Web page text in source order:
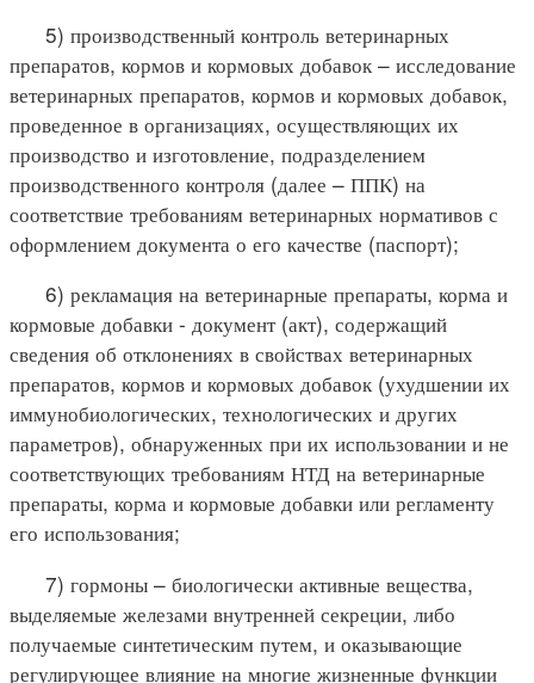
5) производственный контроль ветеринарных
препаратов, кормов и кормовых добавок – исследование
ветеринарных препаратов, кормов и кормовых добавок,
проведенное в организациях, осуществляющих их
производство и изготовление, подразделением
производственного контроля (далее – ППК) на
соответствие требованиям ветеринарных нормативов с
оформлением документа о его качестве (паспорт);
6) рекламация на ветеринарные препараты, корма и
кормовые добавки - документ (акт), содержащий
сведения об отклонениях в свойствах ветеринарных
препаратов, кормов и кормовых добавок (ухудшении их
иммунобиологических, технологических и других
параметров), обнаруженных при их использовании и не
соответствующих требованиям НТД на ветеринарные
препараты, корма и кормовые добавки или регламенту
его использования;
7) гормоны – биологически активные вещества,
выделяемые железами внутренней секреции, либо
получаемые синтетическим путем, и оказывающие
регулирующее влияние на многие жизненные функции